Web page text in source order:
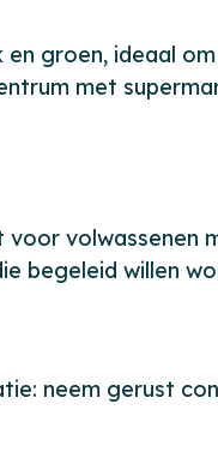
groen, ideaal
met
volwassenen
begeleid willen
neem gerust